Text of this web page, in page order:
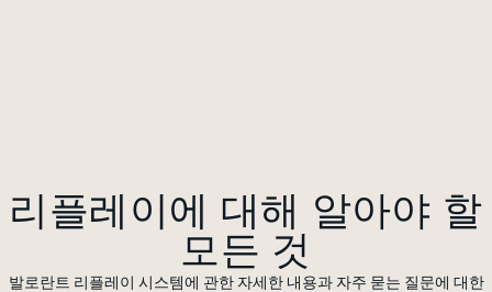
리플레이에 대해 알아야 할
모든 것
발로란트 리플레이 시스템에 관한 자세한 내용과 자주 묻는 질문에 대한